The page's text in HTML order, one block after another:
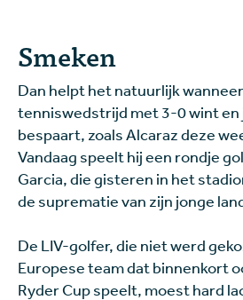
Smeken
Dan helpt het natuurlijk
tenniswedstrijd met 3-0 wint en
bespaart, zoals Alcaraz deze
Vandaag speelt hij een rondje
Garcia, die gisteren in het
de suprematie van zijn jonge
De LIV-golfer, die niet werd
Europese team dat binnenkort
Ryder Cup speelt, moest hard